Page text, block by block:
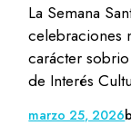
La Semana
celebraciones
carácter
de Interés
marzo 25, 2026